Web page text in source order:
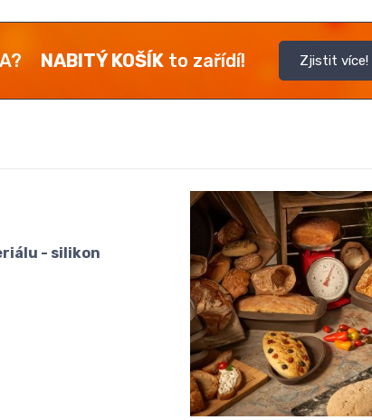
NABITÝ KOŠÍKto zařídí! Zjistit více!
- silikon